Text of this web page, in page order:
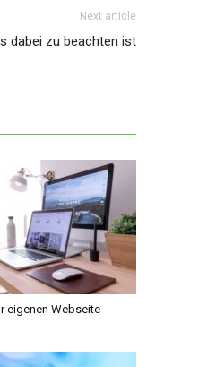
Next article
dabei zu beachten ist
eigenen Webseite